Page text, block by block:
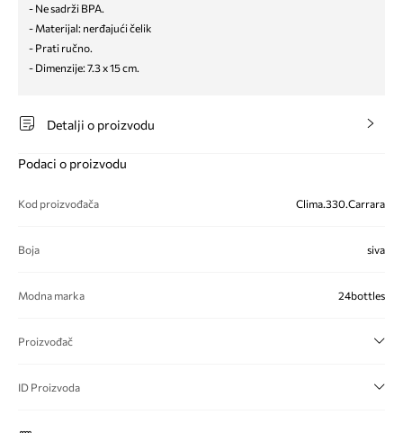
- Ne sadrži BPA.
- Materijal: nerđajući čelik
- Prati ručno.
- Dimenzije: 7.3 x 15 cm.
Detalji o proizvodu
Podaci o proizvodu
Kod proizvođača Clima.330.Carrara
Boja siva
Modna marka 24bottles
Proizvođač
ID Proizvoda